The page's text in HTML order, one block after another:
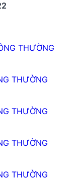
THƯỜNG
THƯỜNG
THƯỜNG
THƯỜNG
THƯỜNG